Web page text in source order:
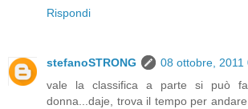
Rispondi
stefanoSTRONG
08 ottobre, 2011
vale la classifica a parte si può
donna...daje, trova il tempo per